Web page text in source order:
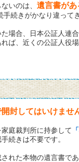
いのは、 遺言書が
続きがかなり違ってき
場合、日本公証人連
ば、近くの公証人役
封してはいけませ
庭裁判所に持参して
続きは不要です。
れた本物の遺言書で